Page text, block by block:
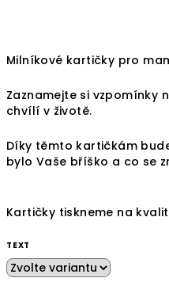
Milníkové kartičky pro
Zaznamejte si vzpomínky
chvílí v životě.
Díky těmto kartičkám
bylo Vaše bříško a co se
Kartičky tiskneme na
TEXT